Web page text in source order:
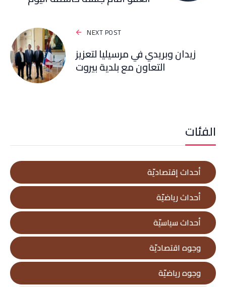
NEXT POST
زيدان وبريدي في مرسيليا لتعزيز
التعاون مع بلدية بيروت
الفئات
أحداث إقتصاديّة
أحداث رياضيّة
أحداث سياسيّة
وجوه اقتصاديّة
وجوه رياضيّة